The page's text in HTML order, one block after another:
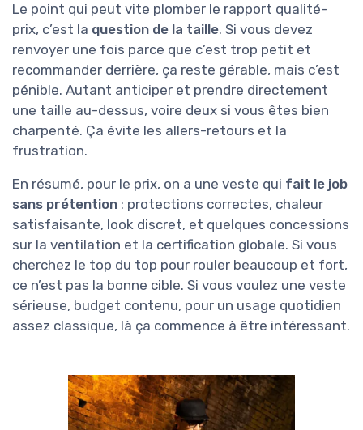
Le point qui peut vite plomber le rapport qualité-
prix, c’est la question de la taille. Si vous devez
renvoyer une fois parce que c’est trop petit et
recommander derrière, ça reste gérable, mais c’est
pénible. Autant anticiper et prendre directement
une taille au-dessus, voire deux si vous êtes bien
charpenté. Ça évite les allers-retours et la
frustration.
En résumé, pour le prix, on a une veste qui fait le job
sans prétention : protections correctes, chaleur
satisfaisante, look discret, et quelques concessions
sur la ventilation et la certification globale. Si vous
cherchez le top du top pour rouler beaucoup et fort,
ce n’est pas la bonne cible. Si vous voulez une veste
sérieuse, budget contenu, pour un usage quotidien
assez classique, là ça commence à être intéressant.